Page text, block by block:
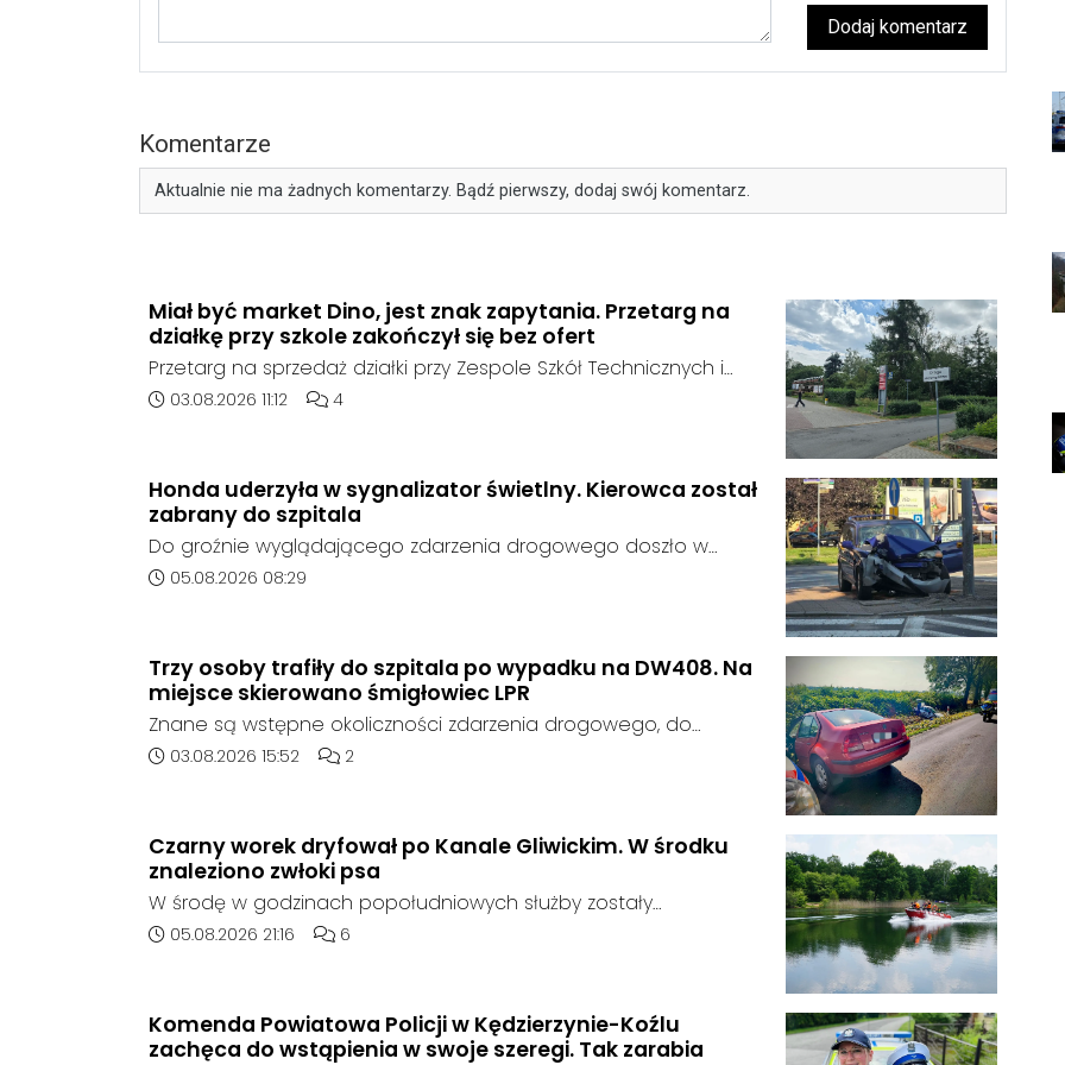
Dodaj komentarz
Komentarze
Aktualnie nie ma żadnych komentarzy. Bądź pierwszy, dodaj swój komentarz.
Miał być market Dino, jest znak zapytania. Przetarg na
działkę przy szkole zakończył się bez ofert
Przetarg na sprzedaż działki przy Zespole Szkół Technicznych i
Ogólnokształcących w Kędzierzynie-Koźlu zakończył się bez
oferent.
Data dodania artykułu:
03.08.2026 11:12 Liczba komentarzy artykułu:
4
Honda uderzyła w sygnalizator świetlny. Kierowca został
zabrany do szpitala
Do groźnie wyglądającego zdarzenia drogowego doszło w
środę rano w Koźlu. Około godziny 6:30 kierujący samochodem
Data dodania artykułu:
05.08.2026 08:29
Trzy osoby trafiły do szpitala po wypadku na DW408. Na
miejsce skierowano śmigłowiec LPR
Znane są wstępne okoliczności zdarzenia drogowego, do
którego doszło około godziny 14:30 na drodze wojewódzkiej nr
Data dodania artykułu:
03.08.2026 15:52 Liczba komentarzy artykułu:
2
Czarny worek dryfował po Kanale Gliwickim. W środku
znaleziono zwłoki psa
W środę w godzinach popołudniowych służby zostały
zadysponowane nad Kanał Gliwicki po zgłoszeniu od
wzbudziła jej niepokój.
Data dodania artykułu:
05.08.2026 21:16 Liczba komentarzy artykułu:
6
Komenda Powiatowa Policji w Kędzierzynie-Koźlu
zachęca do wstąpienia w swoje szeregi. Tak zarabia